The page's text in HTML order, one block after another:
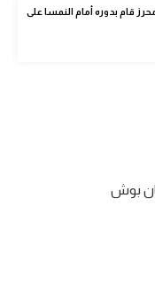
قام بدوره أمام النمسا على
بوش